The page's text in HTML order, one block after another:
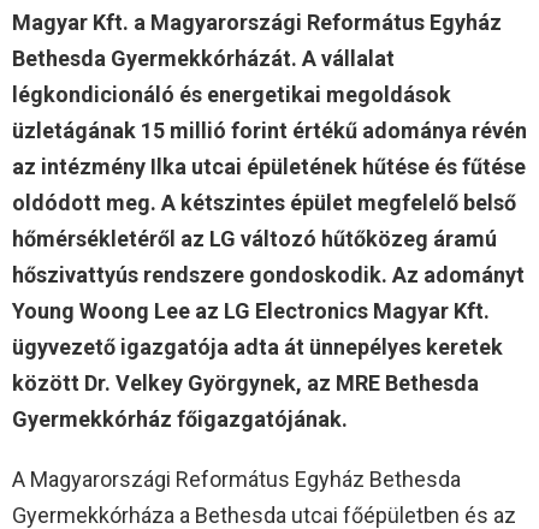
Magyar Kft. a Magyarországi Református Egyház
Bethesda Gyermekkórházát. A vállalat
légkondicionáló és energetikai megoldások
üzletágának 15 millió forint értékű adománya révén
az intézmény Ilka utcai épületének hűtése és fűtése
oldódott meg. A kétszintes épület megfelelő belső
hőmérsékletéről az LG változó hűtőközeg áramú
hőszivattyús rendszere gondoskodik. Az adományt
Young Woong Lee az LG Electronics Magyar Kft.
ügyvezető igazgatója adta át ünnepélyes keretek
között Dr. Velkey Györgynek, az MRE Bethesda
Gyermekkórház főigazgatójának.
A Magyarországi Református Egyház Bethesda
Gyermekkórháza a Bethesda utcai főépületben és az